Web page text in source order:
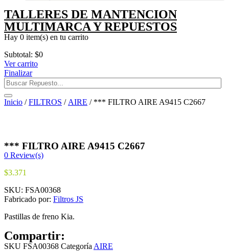
TALLERES DE MANTENCION
MULTIMARCA Y REPUESTOS
Hay 0 item(s) en tu carrito
Subtotal: $0
Ver carrito
Finalizar
Inicio /FILTROS / AIRE / *** FILTRO AIRE A9415 C2667
*** FILTRO AIRE A9415 C2667
0 Review(s)
$3.371
SKU: FSA00368
Fabricado por: Filtros JS
Pastillas de freno Kia.
Compartir:
SKU FSA00368 Categoría AIRE